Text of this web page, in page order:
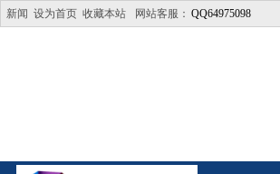
新闻 设为首页 收藏本站 网站客服： QQ64975098